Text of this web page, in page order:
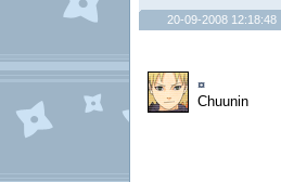
20-09-2008 12:18:48
¤
Chuunin